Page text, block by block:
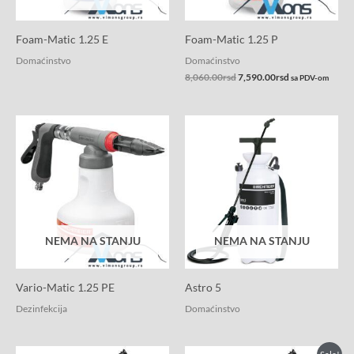
Foam-Matic 1.25 E
Domaćinstvo
Foam-Matic 1.25 P
Domaćinstvo
8,060.00rsd7,590.00rsd sa PDV-om
NEMA NA STANJU
Vario-Matic 1.25 PE
Dezinfekcija
NEMA NA STANJU
Astro 5
Domaćinstvo
Trenutna